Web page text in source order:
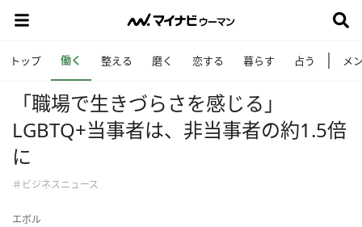
トップ 働く 整える 磨く 恋する 暮らす 占う メ
「職場で生きづらさを感じる」
LGBTQ+当事者は、非当事者の約1.5倍
に
＃ビジネスニュース
エボル